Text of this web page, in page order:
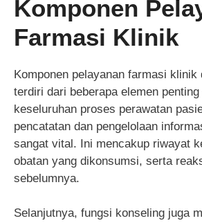
Komponen
Farmasi Klinik
Komponen pelayanan farmasi
terdiri dari beberapa elemen
keseluruhan proses perawatan
pencatatan dan pengelolaan
sangat vital. Ini mencakup riwayat
obatan yang dikonsumsi, serta
sebelumnya.
Selanjutnya, fungsi konseling juga